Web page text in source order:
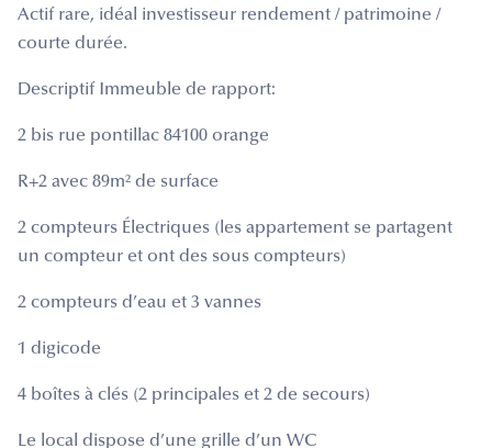
Actif rare, idéal investisseur rendement / patrimoine /
courte durée.
Descriptif Immeuble de rapport:
2 bis rue pontillac 84100 orange
R+2 avec 89m² de surface
2 compteurs Électriques (les appartement se partagent
un compteur et ont des sous compteurs)
2 compteurs d’eau et 3 vannes
1 digicode
4 boîtes à clés (2 principales et 2 de secours)
Le local dispose d’une grille d’un WC